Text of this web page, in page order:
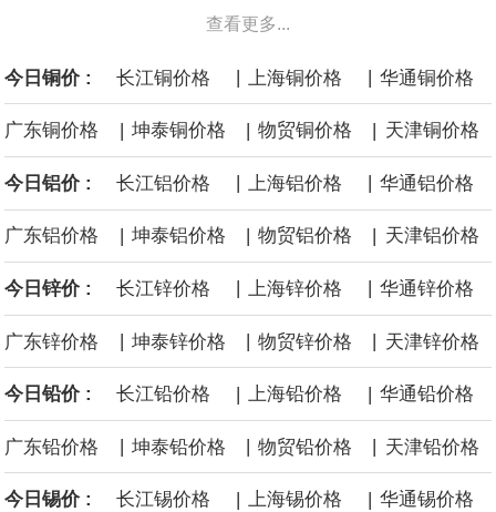
面战舰项目之一。 根据CBO的初步估算，首舰造价约234亿美元，
后续14艘平均每艘约180亿美元。
令市场通胀预期下降，推动黄金价格从此前持续数周、位于4000美
元上方的盘整区间中进一步上涨。
海力士：龙仁工厂将生产高带宽内存（HBM）及其他下一代动态随
查看更多...
今日铜价 : 长江铜价格 | 上海铜价格 | 华通铜价格
广东铜价格 | 坤泰铜价格 | 物贸铜价格 | 天津铜价格
今日铝价 : 长江铝价格 上海铝价格 华通铝价格
广东铝价格 | 坤泰铝价格 | 物贸铝价格 | 天津铝价格
今日锌价 : 长江锌价格 上海锌价格 华通锌价格
广东锌价格 | 坤泰锌价格 | 物贸锌价格 | 天津锌价格
今日铅价 : 长江铅价格 | 上海铅价格 | 华通铅价格
广东铅价格 坤泰铅价格 物贸铅价格 天津铅价格
今日锡价 : 长江锡价格 | 上海锡价格 | 华通锡价格